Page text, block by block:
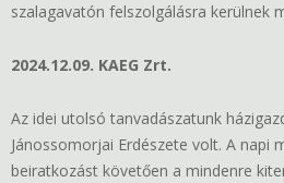
szalagavatón felszolgálásra kerülnek
2024.12.09. KAEG Zrt.
Az idei utolsó tanvadászatunk
Jánossomorjai Erdészete volt. A napi
beiratkozást követően a mindenre